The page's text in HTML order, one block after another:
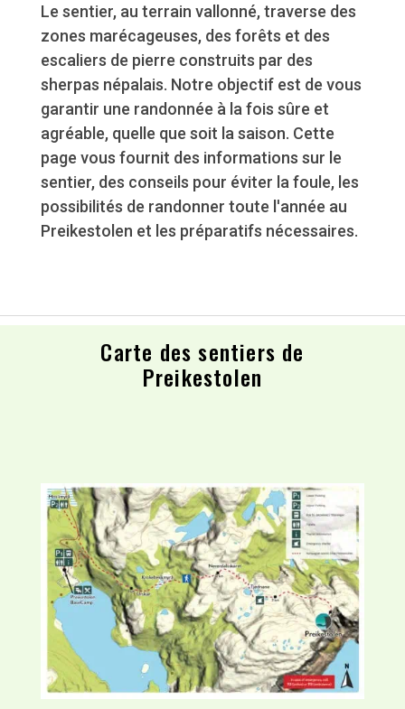
Le sentier, au terrain vallonné, traverse des
zones marécageuses, des forêts et des
escaliers de pierre construits par des
sherpas népalais. Notre objectif est de vous
garantir une randonnée à la fois sûre et
agréable, quelle que soit la saison. Cette
page vous fournit des informations sur le
sentier, des conseils pour éviter la foule, les
possibilités de randonner toute l'année au
Preikestolen et les préparatifs nécessaires.
Carte des sentiers de
Preikestolen